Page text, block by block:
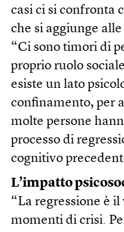
casi ci si confronta
che si aggiunge
“Ci sono timori di
proprio ruolo
esiste un lato
confinamento, per
molte persone
processo di
cognitivo
L’impatto
“La regressione è
momenti di crisi.